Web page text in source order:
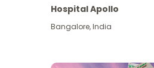
Hospital Apollo
Bangalore,India